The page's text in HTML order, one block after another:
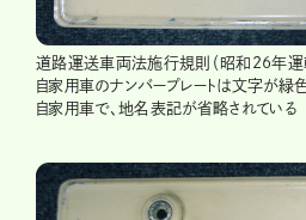
道路運送車両法施行規則（昭和26年運
自家用車のナンバープレートは文字が緑
自家用車で、地名表記が省略されている